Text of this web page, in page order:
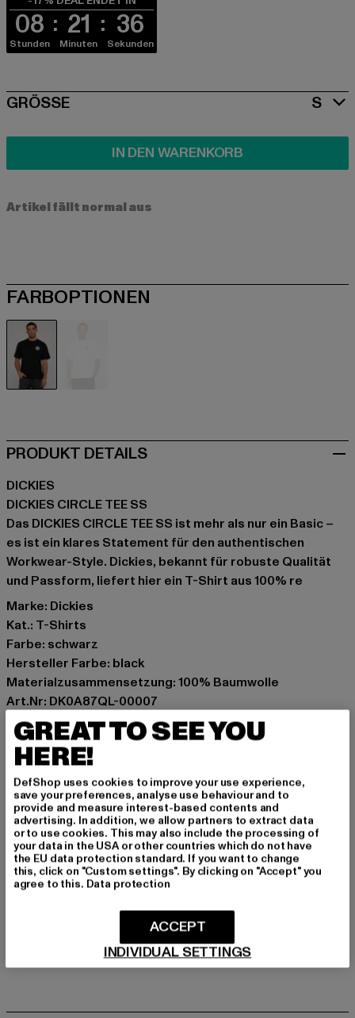
08
Stunden
21
Minuten
36
Sekunden
SIZE
GRÖSSE S
IN DEN WARENKORB
Artikel fällt normal aus
FARBOPTIONEN
PRODUKT DETAILS
DICKIES
DICKIES CIRCLE TEE SS
Das DICKIES CIRCLE TEE SS ist mehr als nur ein Basic –
es ist ein klares Statement für den authentischen
Workwear-Style. Dickies, bekannt für robuste Qualität
und Passform, liefert hier ein T-Shirt aus 100% re
Marke: Dickies
Kat.: T-Shirts
Farbe: schwarz
Hersteller Farbe: black
Materialzusammensetzung: 100% Baumwolle
Art.Nr: DK0A87QL-00007
Hersteller: VF International SAGL |
dickieslife_shop_de@vfc.com
Via Laveggio 5 | 6855 Stabio | CH
GRÖSSE & PASSFORM
PFLEGEHINWEISE
GREAT TO SEE YOU
HERE!
DefShop uses cookies to improve your use experience,
save your preferences, analyse use behaviour and to
provide and measure interest-based contents and
advertising. In addition, we allow partners to extract data
or to use cookies. This may also include the processing of
your data in the USA or other countries which do not have
the EU data protection standard. If you want to change
this, click on "Custom settings". By clicking on "Accept" you
agree to this. Data protection
INDIVIDUAL SETTINGS
ACCEPT